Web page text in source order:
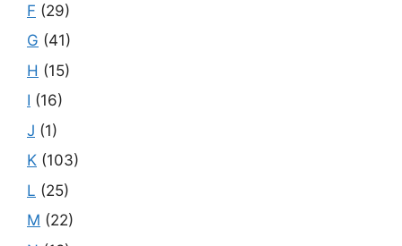
F (29)
G (41)
H (15)
I (16)
J (1)
K (103)
L (25)
M (22)